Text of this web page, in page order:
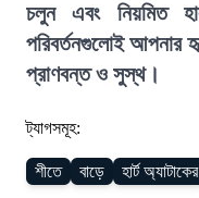
চলুন এবং নিয়মিত
পরিবর্তনগুলোই আপনার
প্রাণবন্ত ও সুস্থ।
ট্যাগসমূহ:
শীতে বাড়ে হার্ট অ্যাটাকের